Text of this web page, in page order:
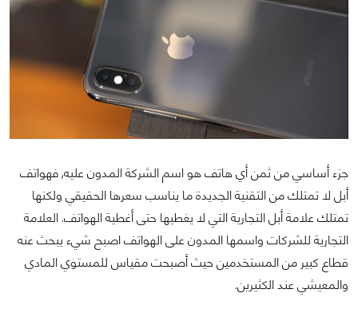
جزء أساسي من ثمن أي هاتف هو اسم الشركة المدون عليه, فهواتف
أبل لا تمتلك من التقنية الجديدة ما يناسب سعرها الحقيقي ولكنها
تمتلك علامة أبل التجارية التي لا يغطيها حتى أغطية الهواتف. العلامة
التجارية للشركات واسمها المدون على الهواتف اصبح شيء يبحث عنه
قطاع كبير من المستخدمين حيث أصبحت مقياس للمستوي المادي
والمعيشي عند الكثيرين.